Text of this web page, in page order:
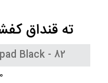
ته قنداق
Black - 82